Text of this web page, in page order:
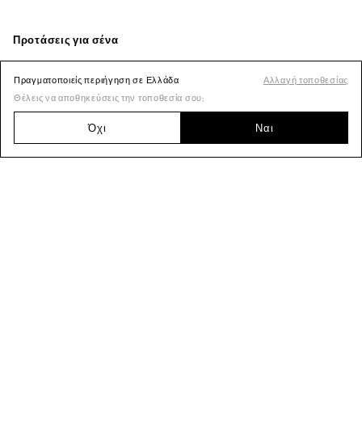
Πραγματοποιείς περιήγηση σε Ελλάδα
Αλλαγή τοποθεσίας
Θέλεις να αποθηκεύσεις την τοποθεσία σου;
Όχι Ναι